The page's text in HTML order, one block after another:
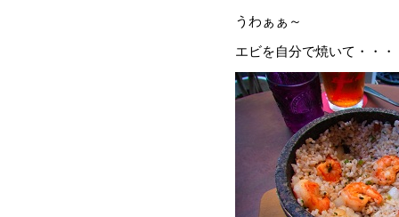
うわぁぁ～
エビを自分で焼いて・・・